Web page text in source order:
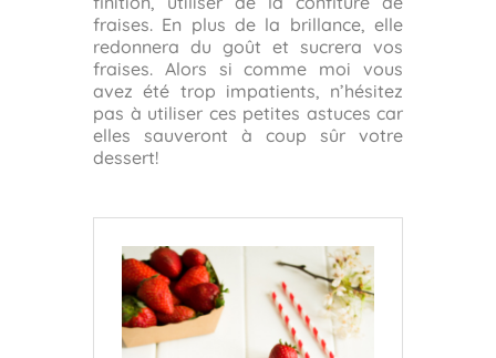
fraises. En plus de la brillance, elle
redonnera du goût et sucrera vos
fraises. Alors si comme moi vous
avez été trop impatients, n’hésitez
pas à utiliser ces petites astuces car
elles sauveront à coup sûr votre
dessert!